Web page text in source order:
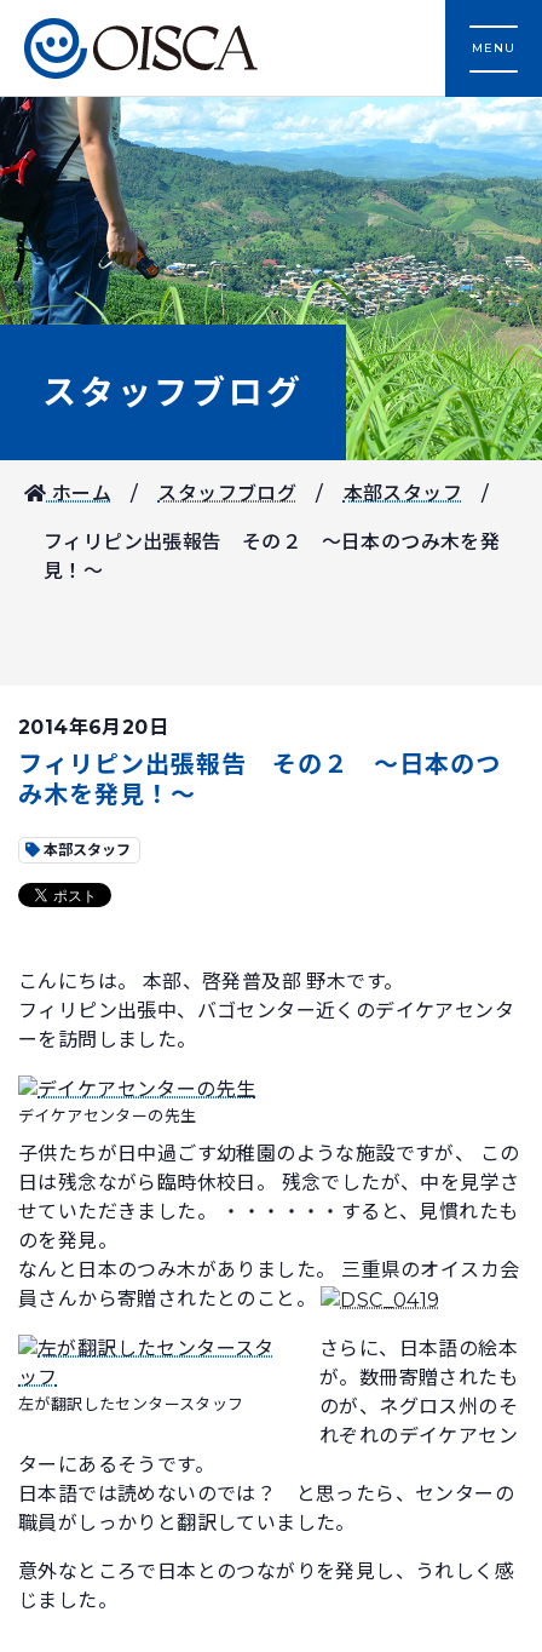
MENU
スタッフブログ
ホーム スタッフブログ 本部スタッフ
フィリピン出張報告 その２ ～日本のつみ木を発
見！～
2014年6月20日
フィリピン出張報告 その２ ～日本のつ
み木を発見！～
本部スタッフ
こんにちは。 本部、啓発普及部 野木です。
フィリピン出張中、バゴセンター近くのデイケアセンタ
ーを訪問しました。
デイケアセンターの先生
子供たちが日中過ごす幼稚園のような施設ですが、 この
日は残念ながら臨時休校日。 残念でしたが、中を見学さ
せていただきました。 ・・・・・・すると、見慣れたも
のを発見。
なんと日本のつみ木がありました。 三重県のオイスカ会
員さんから寄贈されたとのこと。
左が翻訳したセンタースタッフ
さらに、日本語の絵本
が。数冊寄贈されたも
のが、ネグロス州のそ
れぞれのデイケアセン
ターにあるそうです。
日本語では読めないのでは？ と思ったら、センターの
職員がしっかりと翻訳していました。
意外なところで日本とのつながりを発見し、うれしく感
じました。